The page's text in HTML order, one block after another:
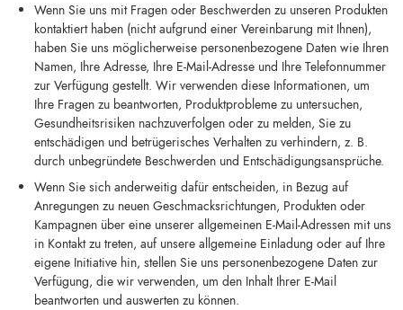
Wenn Sie uns mit Fragen oder Beschwerden zu unseren Produkten
kontaktiert haben (nicht aufgrund einer Vereinbarung mit Ihnen),
haben Sie uns möglicherweise personenbezogene Daten wie Ihren
Namen, Ihre Adresse, Ihre E-Mail-Adresse und Ihre Telefonnummer
zur Verfügung gestellt. Wir verwenden diese Informationen, um
Ihre Fragen zu beantworten, Produktprobleme zu untersuchen,
Gesundheitsrisiken nachzuverfolgen oder zu melden, Sie zu
entschädigen und betrügerisches Verhalten zu verhindern, z. B.
durch unbegründete Beschwerden und Entschädigungsansprüche.
Wenn Sie sich anderweitig dafür entscheiden, in Bezug auf
Anregungen zu neuen Geschmacksrichtungen, Produkten oder
Kampagnen über eine unserer allgemeinen E-Mail-Adressen mit uns
in Kontakt zu treten, auf unsere allgemeine Einladung oder auf Ihre
eigene Initiative hin, stellen Sie uns personenbezogene Daten zur
Verfügung, die wir verwenden, um den Inhalt Ihrer E-Mail
beantworten und auswerten zu können.